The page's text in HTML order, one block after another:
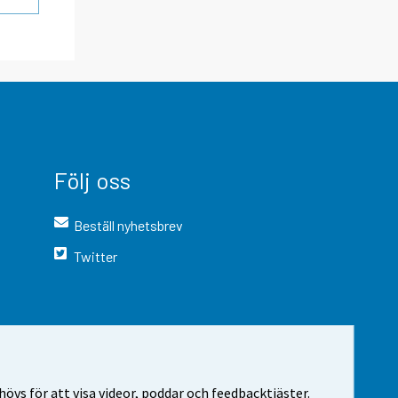
för att visa videor, poddar och feedbacktjäster.
Följ oss
Beställ nyhetsbrev
Twitter